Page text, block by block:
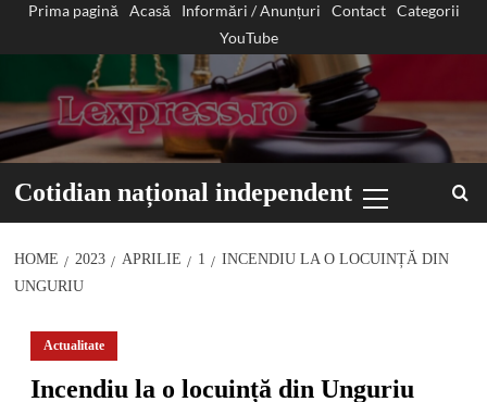
Prima pagină Acasă Informări / Anunțuri Contact
Categorii
YouTube
Cotidian național independent
Menu
HOME 2023 APRILIE 1
INCENDIU LA O LOCUINȚĂ DIN
UNGURIU
Actualitate
Incendiu la o locuință din Unguriu